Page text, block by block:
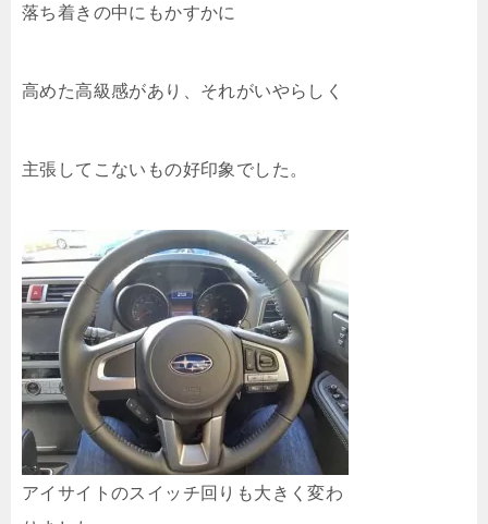
落ち着きの中にもかすかに
高めた高級感があり、それがいやらしく
主張してこないもの好印象でした。
アイサイトのスイッチ回りも大きく変わ